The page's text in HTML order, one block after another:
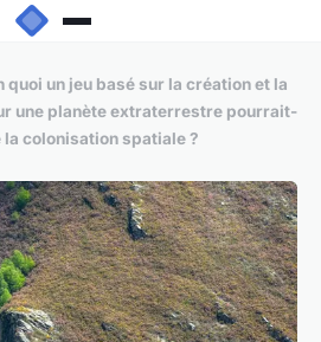
quoi un jeu basé sur la création et la
une planète extraterrestre pourrait-
colonisation spatiale ?